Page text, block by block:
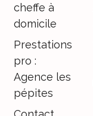
cheffe à
domicile
Prestations
pro :
Agence les
pépites